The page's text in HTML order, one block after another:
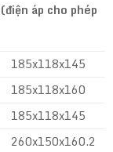
áp cho phép
185x118x145
185x118x160
185x118x145
260x150x160.2